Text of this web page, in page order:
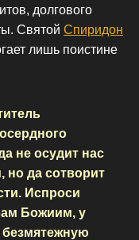
долгового
Святой Спиридон
лишь поистине
не осудит нас
но да сотворит
Испроси
Божиим, у